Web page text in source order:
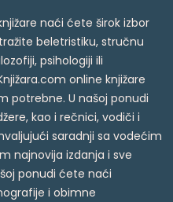
naći ćete širok izbor
beletristiku, stručnu
psihologiji ili
online knjižare
potrebne. U našoj ponudi
kao i rečnici, vodiči i
saradnji sa vodećim
najnovija izdanja i sve
ponudi ćete naći
i obimne